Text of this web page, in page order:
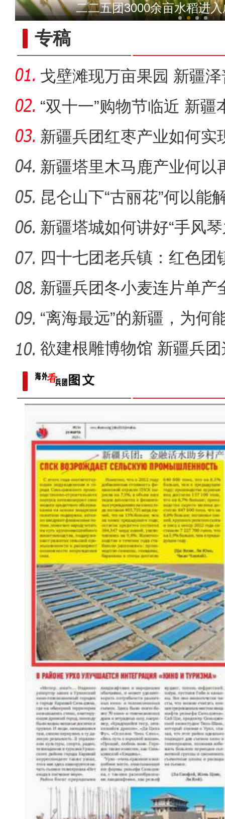
乌什县土豆获丰收 田
阿克苏公安文联组织会
二二五团3000余亩水稻进
十二团22连冬小麦
专稿
戈壁滩现万亩果园 新疆泽
乡村
“双十一”购物节临近 新疆
圈”？
新疆兵团红枣产业如何实
新疆塔里木马鹿产业何以
昆仑山下“古丽花”何以能
新疆塔城如何讲好“手风
四十七团老兵镇：红色团
新疆兵团冬小麦连片单产
在？
“离海最远”的新疆，为何
欲建根雕博物馆 新疆兵
朽木？